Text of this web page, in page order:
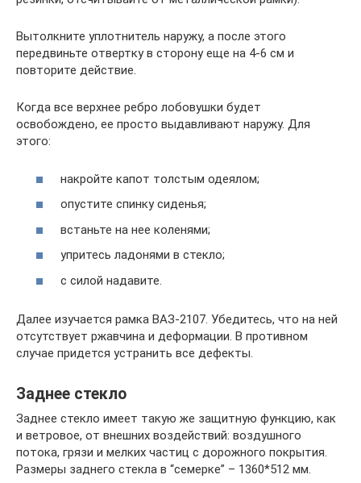
Вытолкните уплотнитель наружу, а после этого
передвиньте отвертку в сторону еще на 4-6 см и
повторите действие.
Когда все верхнее ребро лобовушки будет
освобождено, ее просто выдавливают наружу. Для
этого:
накройте капот толстым одеялом;
опустите спинку сиденья;
встаньте на нее коленями;
упритесь ладонями в стекло;
с силой надавите.
Далее изучается рамка ВАЗ-2107. Убедитесь, что на ней
отсутствует ржавчина и деформации. В противном
случае придется устранить все дефекты.
Заднее стекло
Заднее стекло имеет такую же защитную функцию, как
и ветровое, от внешних воздействий: воздушного
потока, грязи и мелких частиц с дорожного покрытия.
Размеры заднего стекла в “семерке” – 1360*512 мм.